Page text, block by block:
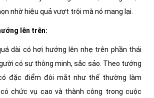
nhờ hiệu quả vượt trội mà nó mang lại.
lên trên:
dài có hơi hướng lên nhẹ trên phần thái
có sự thông minh, sắc sảo. Theo tướng
đặc điểm đôi mắt như thế thường làm
chức vụ cao và thành công trong cuộc